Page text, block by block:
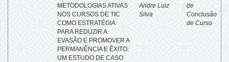
METODOLOGIAS ATIVAS
NOS CURSOS DE TIC
COMO ESTRATÉGIA
PARA REDUZIR A
EVASÃO E PROMOVER A
PERMANÊNCIA E ÊXITO:
UM ESTUDO DE CASO
Andre Luiz
Silva
de
Conclusão
de Curso